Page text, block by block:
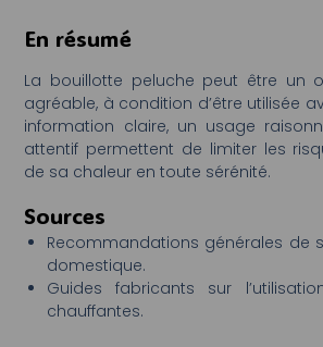
En résumé
La bouillotte peluche peut être un
agréable, à condition d’être utilisée
information claire, un usage
attentif permettent de limiter les
de sa chaleur en toute sérénité.
Sources
Recommandations générales de
domestique.
Guides fabricants sur
chauffantes.